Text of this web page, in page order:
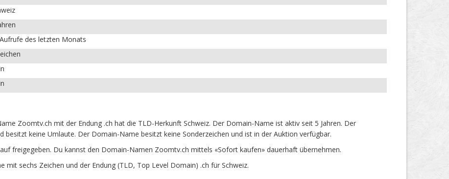
des letzten Monats
Zoomtv.ch mit der Endung .ch hat die TLD-Herkunft Schweiz. Der Domain-Name ist aktiv seit 5 Jahren. Der
besitzt keine Umlaute. Der Domain-Name besitzt keine Sonderzeichen und ist in der Auktion verfügbar.
freigegeben. Du kannst den Domain-Namen Zoomtv.ch mittels «Sofort kaufen» dauerhaft übernehmen.
sechs Zeichen und der Endung (TLD, Top Level Domain) .ch für Schweiz.